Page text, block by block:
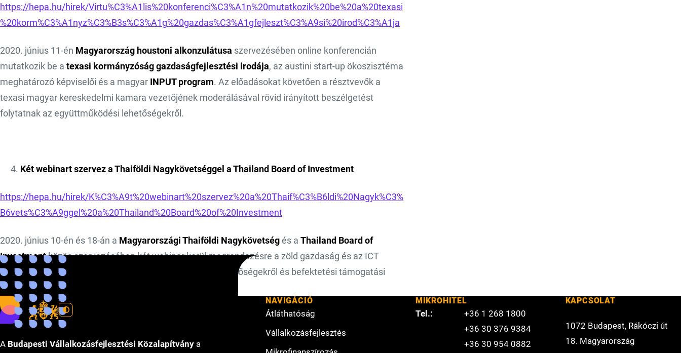
https://hepa.hu/hirek/Virtu%C3%A1lis%20konferenci%C3%A1n%20mutatkozik%20be%20a%20texasi
%20korm%C3%A1nyz%C3%B3s%C3%A1g%20gazdas%C3%A1gfejleszt%C3%A9si%20irod%C3%A1ja
2020. június 11-én Magyarország houstoni alkonzulátusa szervezésében online konferencián
mutatkozik be a texasi kormányzóság gazdaságfejlesztési irodája, az austini start-up ökoszisztéma
meghatározó képviselői és a magyar INPUT program. Az előadásokat követően a résztvevők a
texasi magyar kereskedelmi kamara vezetőjének moderálásával rövid irányított beszélgetést
folytatnak az együttműködési lehetőségekről.
Két webinart szervez a Thaiföldi Nagykövetséggel a Thailand Board of Investment
https://hepa.hu/hirek/K%C3%A9t%20webinart%20szervez%20a%20Thaif%C3%B6ldi%20Nagyk%C3%
B6vets%C3%A9ggel%20a%20Thailand%20Board%20of%20Investment
2020. június 10-én és 18-án a Magyarországi Thaiföldi Nagykövetség és a Thailand Board of
Investmentközös szervezésében két webinar kerül megrendezésre a zöld gazdaság és az ICT
területén. Az eseményeken a COVID-19 utáni thaiföldi lehetőségekről és befektetési támogatási
intézkedésekről informálódhatnak a résztvevők.
A Budapesti Vállalkozásfejlesztési Közalapítvány a
NAVIGÁCIÓ
Átláthatóság
Vállalkozásfejlesztés
MIKROHITEL
Tel.:
+36 1 268 1800
+36 30 376 9384
+36 30 954 0882
KAPCSOLAT
1072 Budapest, Rákóczi út
18. Magyarország